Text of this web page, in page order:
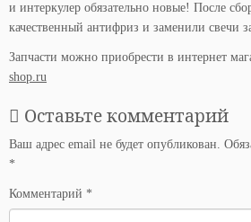
и интеркулер обязательно новые! После
качественный антифриз и заменили свечи
Запчасти можно приобрести в интернет
shop.ru
Оставьте комментарий
Ваш адрес email не будет опубликован.
*
Комментарий *